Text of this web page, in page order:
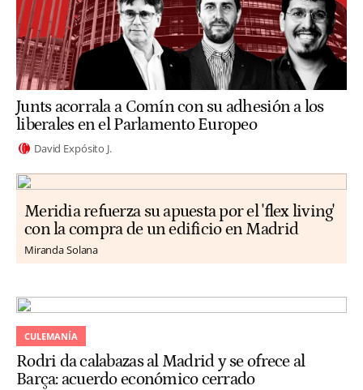
Junts acorrala a Comín con su adhesión a los
liberales en el Parlamento Europeo
David Expósito J.
Meridia refuerza su apuesta por el 'flex living'
con la compra de un edificio en Madrid
Miranda Solana
CULEMANÍA
Rodri da calabazas al Madrid y se ofrece al
Barça: acuerdo económico cerrado